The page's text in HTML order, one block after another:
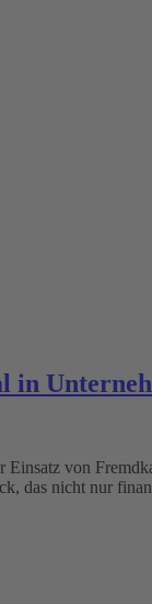
von
das nicht nur